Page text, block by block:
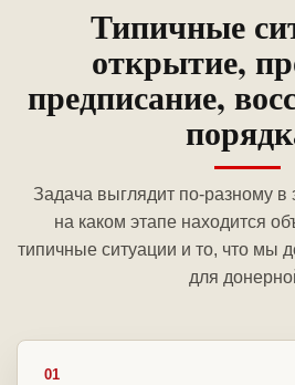
Типичные
открытие,
предписание,
Задача выглядит по-разному в
на каком этапе находится
типичные ситуации и то, что мы
для
01